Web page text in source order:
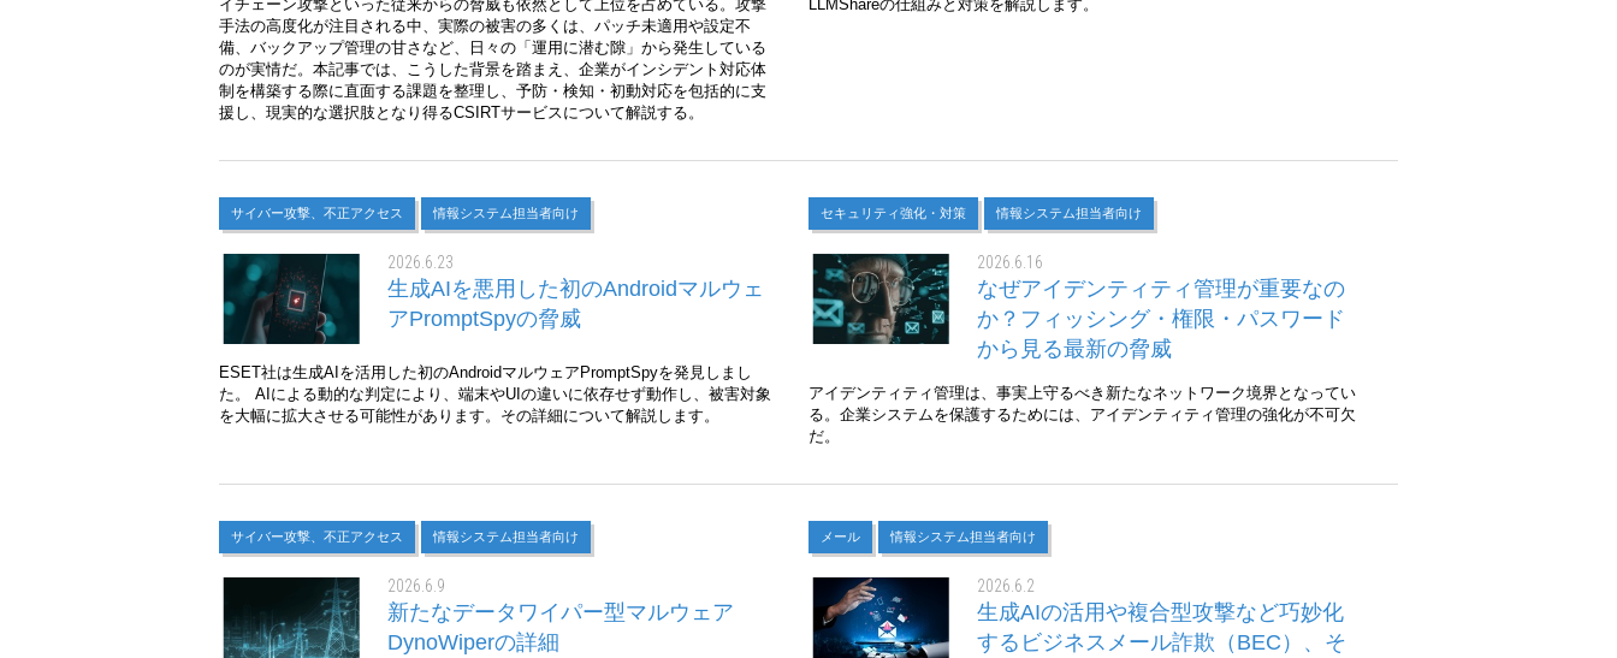
イチェーン攻撃といった従来からの脅威も依然として上位を占めている。攻撃
手法の高度化が注目される中、実際の被害の多くは、パッチ未適用や設定不
備、バックアップ管理の甘さなど、日々の「運用に潜む隙」から発生している
のが実情だ。本記事では、こうした背景を踏まえ、企業がインシデント対応体
制を構築する際に直面する課題を整理し、予防・検知・初動対応を包括的に支
援し、現実的な選択肢となり得るCSIRTサービスについて解説する。
LLMShareの仕組みと対策を解説します。
サイバー攻撃、不正アクセス 情報システム担当者向け
2026.6.23
生成AIを悪用した初のAndroidマルウェ
アPromptSpyの脅威
ESET社は生成AIを活用した初のAndroidマルウェアPromptSpyを発見しまし
た。 AIによる動的な判定により、端末やUIの違いに依存せず動作し、被害対象
を大幅に拡大させる可能性があります。その詳細について解説します。
セキュリティ強化・対策 情報システム担当者向け
2026.6.16
なぜアイデンティティ管理が重要なの
か？フィッシング・権限・パスワード
から見る最新の脅威
アイデンティティ管理は、事実上守るべき新たなネットワーク境界となってい
る。企業システムを保護するためには、アイデンティティ管理の強化が不可欠
だ。
サイバー攻撃、不正アクセス 情報システム担当者向け
2026.6.9
新たなデータワイパー型マルウェア
DynoWiperの詳細
メール 情報システム担当者向け
2026.6.2
生成AIの活用や複合型攻撃など巧妙化
するビジネスメール詐欺（BEC）、そ